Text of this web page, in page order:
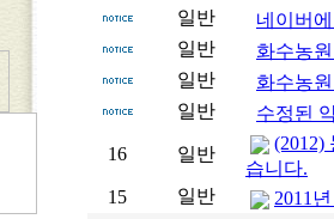
일반
네이버
일반
화수농
일반
화수농
일반
수정된
16
일반
(2012)
습니다.
15
일반 2011